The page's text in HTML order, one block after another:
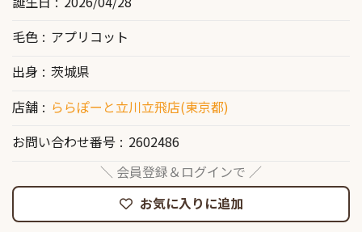
毛色
アプリコット
出身
茨城県
店舗
ららぽーと立川立飛店(東京都)
お問い合わせ番号
2602486
＼ 会員登録＆ログインで ／
お気に入りに追加